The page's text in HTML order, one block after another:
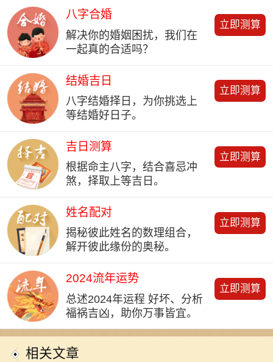
八字合婚
解决你的婚姻困扰，我们在
一起真的合适吗？
立即测算
结婚吉日
八字结婚择日，为你挑选上
等结婚好日子。
立即测算
吉日测算
根据命主八字，结合喜忌冲
煞，择取上等吉日。
立即测算
姓名配对
揭秘彼此姓名的数理组合，
解开彼此缘份的奥秘。
立即测算
2024流年运势
总述2024年运程 好坏、分析
福祸吉凶，助你万事皆宜。
立即测算
相关文章